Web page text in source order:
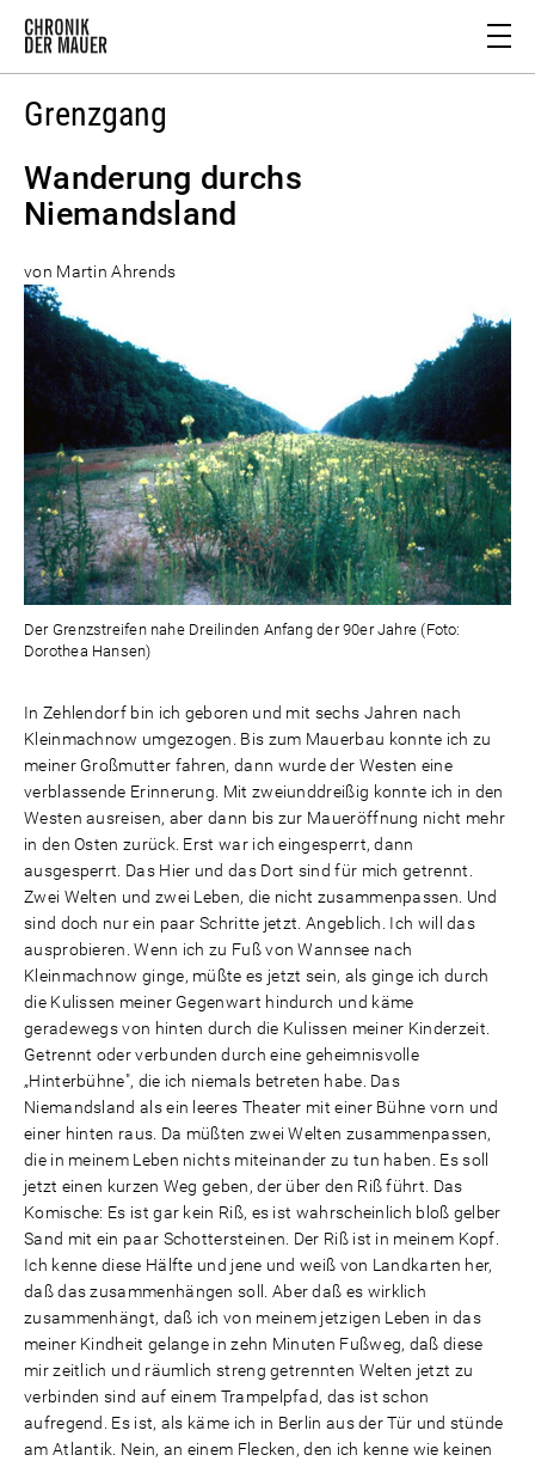
Grenzgang
Wanderung durchs
Niemandsland
von Martin Ahrends
Der Grenzstreifen nahe Dreilinden Anfang der 90er Jahre (Foto:
Dorothea Hansen)
In Zehlendorf bin ich geboren und mit sechs Jahren nach
Kleinmachnow umgezogen. Bis zum Mauerbau konnte ich zu
meiner Großmutter fahren, dann wurde der Westen eine
verblassende Erinnerung. Mit zweiunddreißig konnte ich in den
Westen ausreisen, aber dann bis zur Maueröffnung nicht mehr
in den Osten zurück. Erst war ich eingesperrt, dann
ausgesperrt. Das Hier und das Dort sind für mich getrennt.
Zwei Welten und zwei Leben, die nicht zusammenpassen. Und
sind doch nur ein paar Schritte jetzt. Angeblich. Ich will das
ausprobieren. Wenn ich zu Fuß von Wannsee nach
Kleinmachnow ginge, müßte es jetzt sein, als ginge ich durch
die Kulissen meiner Gegenwart hindurch und käme
geradewegs von hinten durch die Kulissen meiner Kinderzeit.
Getrennt oder verbunden durch eine geheimnisvolle
„Hinterbühne", die ich niemals betreten habe. Das
Niemandsland als ein leeres Theater mit einer Bühne vorn und
einer hinten raus. Da müßten zwei Welten zusammenpassen,
die in meinem Leben nichts miteinander zu tun haben. Es soll
jetzt einen kurzen Weg geben, der über den Riß führt. Das
Komische: Es ist gar kein Riß, es ist wahrscheinlich bloß gelber
Sand mit ein paar Schottersteinen. Der Riß ist in meinem Kopf.
Ich kenne diese Hälfte und jene und weiß von Landkarten her,
daß das zusammenhängen soll. Aber daß es wirklich
zusammenhängt, daß ich von meinem jetzigen Leben in das
meiner Kindheit gelange in zehn Minuten Fußweg, daß diese
mir zeitlich und räumlich streng getrennten Welten jetzt zu
verbinden sind auf einem Trampelpfad, das ist schon
aufregend. Es ist, als käme ich in Berlin aus der Tür und stünde
am Atlantik. Nein, an einem Flecken, den ich kenne wie keinen